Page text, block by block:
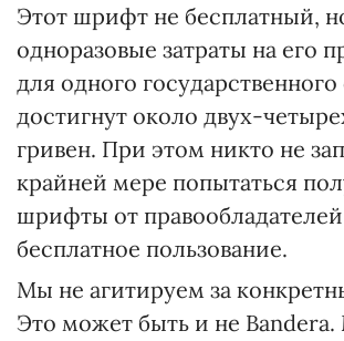
Этот шрифт не бесплатный,
одноразовые затраты на его
для одного государственного
достигнут около двух-
гривен. При этом никто не
крайней мере попытаться
шрифты от
бесплатное пользование.
Мы не агитируем за
Это может быть и не